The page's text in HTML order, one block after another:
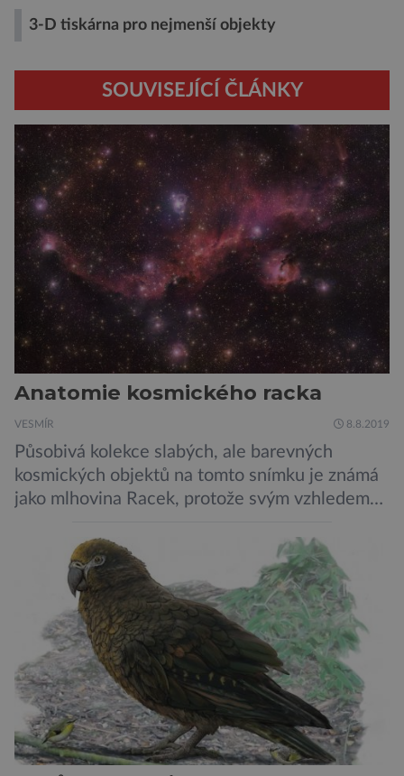
3-D tiskárna pro nejmenší objekty
SOUVISEJÍCÍ ČLÁNKY
Anatomie kosmického racka
VESMÍR 8.8.2019
Působivá kolekce slabých, ale barevných
kosmických objektů na tomto snímku je známá
jako mlhovina Racek, protože svým vzhledem
prachu, vodíku, hélia a malého množství těžších
chemických prvků. Celá oblast je místem zrodu
nových hvězd. Mimořádné rozlišení tohoto
záběru pořízeného pomocí přehlídkového
teleskopu ESO/VST odhaluje detaily
jednotlivých astronomických objektů, […]